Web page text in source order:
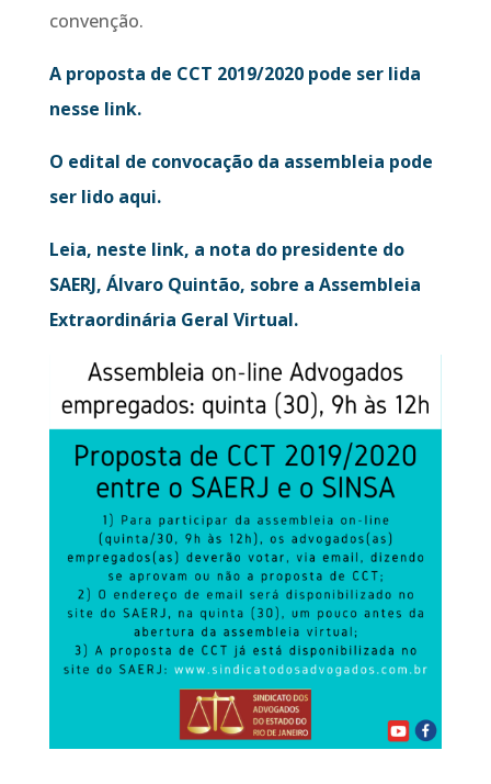
convenção.
A proposta de CCT 2019/2020 pode ser lida
nesse link.
O edital de convocação da assembleia pode
ser lido aqui.
Leia, neste link, a nota do presidente do
SAERJ, Álvaro Quintão, sobre a Assembleia
Extraordinária Geral Virtual.